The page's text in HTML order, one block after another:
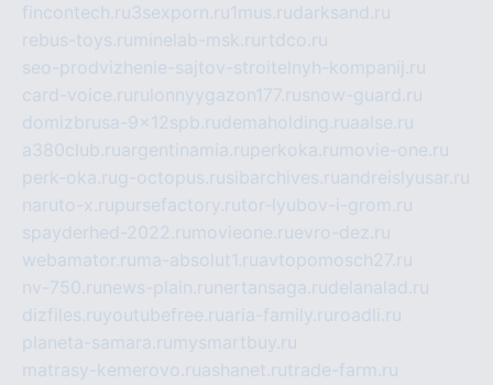
fincontech.ru3sexporn.ru1mus.rudarksand.ru
rebus-toys.ru minelab-msk.ru rtdco.ru
seo-prodvizhenie-sajtov-stroitelnyh-kompanij.ru
card-voice.ru rulonnyygazon177.rusnow-guard.ru
domizbrusa-9x12spb.rudemaholding.ruaalse.ru
a380club.ruargentinamia.ruperkoka.ru movie-one.ru
perk-oka.rug-octopus.rusibarchives.ruandreislyusar.ru
naruto-x.rupursefactory.rutor-lyubov-i-grom.ru
spayderhed-2022.ru movieone.ruevro-dez.ru
webamator.ru ma-absolut1.ruavtopomosch27.ru
nv-750.ru news-plain.ru nertansaga.rudelanalad.ru
dizfiles.ruyoutubefree.ruaria-family.ru roadli.ru
planeta-samara.ru mysmartbuy.ru
matrasy-kemerovo.ruashanet.rutrade-farm.ru